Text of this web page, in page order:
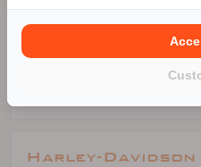
Donderdag: 09:00 tot
Vrijdag: 09:00 tot 17:30
Zaterdag: 08:30 tot 17:00
Harley-